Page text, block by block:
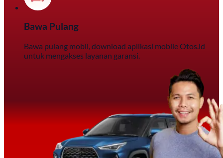
Bawa Pulang
Bawa pulang mobil, download aplikasi mobile Otos.id
untuk mengakses layanan garansi.